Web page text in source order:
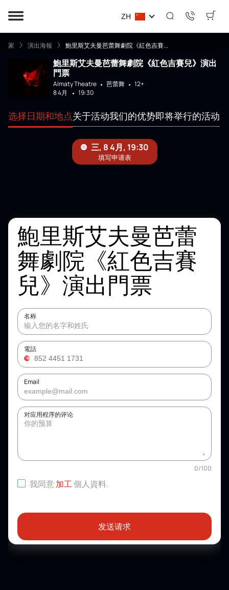
ZH
家 演出海報 鮑里斯艾夫曼芭蕾舞劇院《紅色吉賽...
鮑里斯艾夫曼芭蕾舞劇院《紅色吉賽兒》演出
門票
Almaty Theatre 芭蕾舞
12+
8 4月
19:30
选择日期和地点关于活动我们的优势即将举行的活动
鮑里斯艾夫曼芭蕾
舞劇院《紅色吉賽
兒》演出門票
名称
電話
Email
对应用程序的评论
0/100
我同意加工個人資料.
发送请求